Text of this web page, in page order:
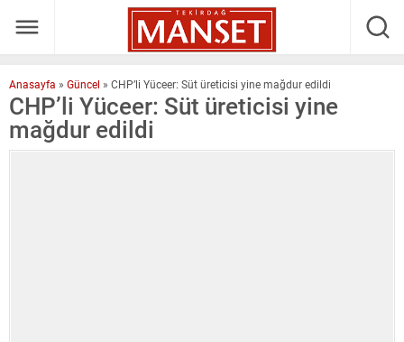
Anasayfa » Güncel » CHP’li Yüceer: Süt üreticisi yine mağdur edildi
CHP’li Yüceer: Süt üreticisi yine
mağdur edildi